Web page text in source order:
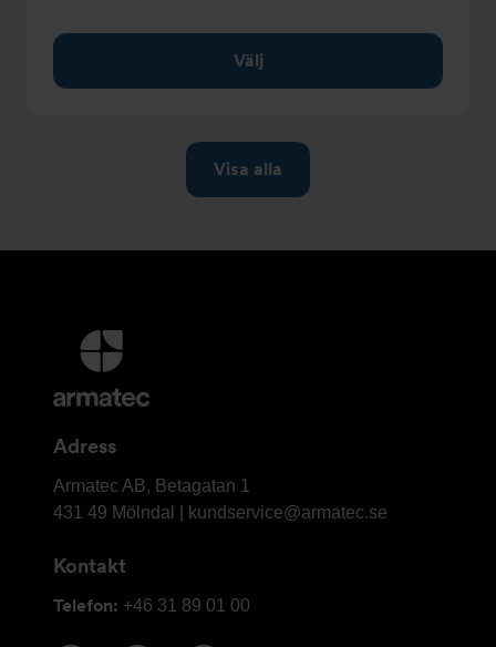
Välj
Ytterligare
information
och
Adress
Armatec
AB
Armatec AB, Betagatan 1
431 49 Mölndal |
kundservice@armatec.se
Kontakt
Telefon: +46 31 89 01 00